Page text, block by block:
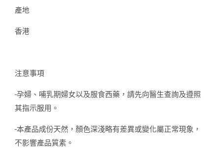
產地
香港
注意事項
-孕婦、哺乳期婦女以及服食西藥，請先向醫生查詢及遵照
其指示服用。
-本產品成份天然，顏色深淺略有差異或變化屬正常現象，
不影響產品質素。